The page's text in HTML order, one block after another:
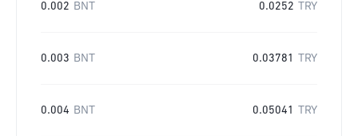
0.002 BNT 0.0252 TRY
0.003 BNT 0.03781 TRY
0.004 BNT 0.05041 TRY